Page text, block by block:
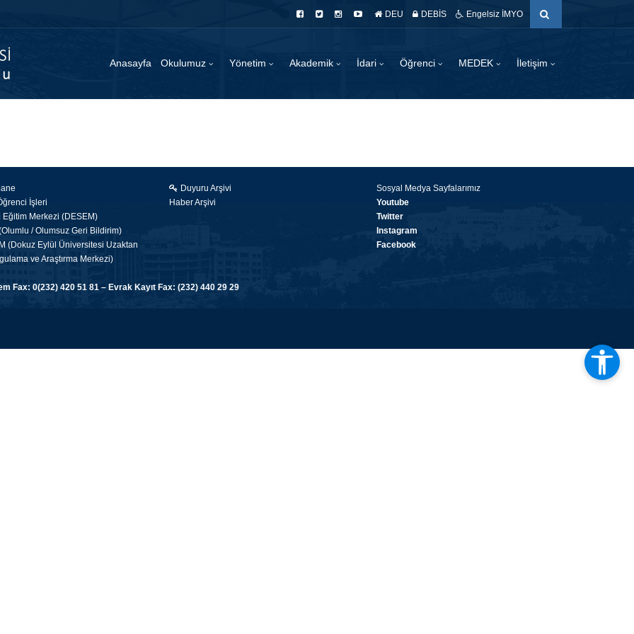
DEU DEBİS Engelsiz İMYO
Anasayfa Okulumuz Yönetim Akademik İdari Öğrenci MEDEK İletişim
İşleri
Eğitim Merkezi (DESEM)
/ Olumsuz Geri Bildirim)
(Dokuz Eylül Üniversitesi Uzaktan
ve Araştırma Merkezi)
Duyuru Arşivi
Haber Arşivi
Sosyal Medya Sayfalarımız
Youtube
Twitter
Instagram
Facebook
Fax: 0(232) 420 51 81 – Evrak Kayıt Fax: (232) 440 29 29